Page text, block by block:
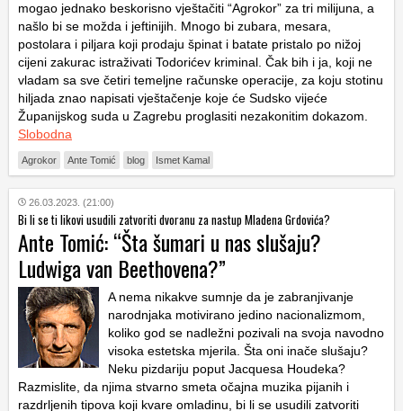
mogao jednako beskorisno vještačiti “Agrokor” za tri milijuna, a
našlo bi se možda i jeftinijih. Mnogo bi zubara, mesara,
postolara i piljara koji prodaju špinat i batate pristalo po nižoj
cijeni zakurac istraživati Todorićev kriminal. Čak bih i ja, koji ne
vladam sa sve četiri temeljne računske operacije, za koju stotinu
hiljada znao napisati vještačenje koje će Sudsko vijeće
Županijskog suda u Zagrebu proglasiti nezakonitim dokazom.
Slobodna
Agrokor Ante Tomić blog Ismet Kamal
26.03.2023. (21:00)
Bi li se ti likovi usudili zatvoriti dvoranu za nastup Mladena Grdovića?
Ante Tomić: “Šta šumari u nas slušaju?
Ludwiga van Beethovena?”
A nema nikakve sumnje da je zabranjivanje
narodnjaka motivirano jedino nacionalizmom,
koliko god se nadležni pozivali na svoja navodno
visoka estetska mjerila. Šta oni inače slušaju?
Neku pizdariju poput Jacquesa Houdeka?
Razmislite, da njima stvarno smeta očajna muzika pijanih i
razdrljenih tipova koji kvare omladinu, bi li se usudili zatvoriti